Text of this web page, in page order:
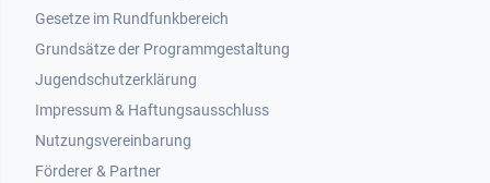
Gesetze im Rundfunkbereich
Grundsätze der Programmgestaltung
Jugendschutzerklärung
Impressum & Haftungsausschluss
Nutzungsvereinbarung
Footer 2
Förderer & Partner